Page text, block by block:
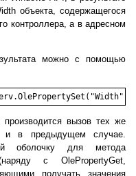
объекта, содержащегося
контроллера, а в адресном
можно с помощью
вызов тех же
и в предыдущем случае.
оболочку для метода
с OlePropertyGet,
получать значения